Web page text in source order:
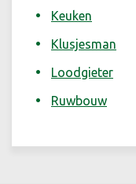
Keuken
Klusjesman
Loodgieter
Ruwbouw